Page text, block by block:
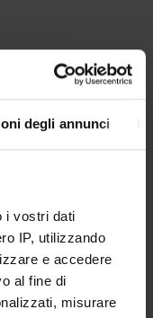
degli annunci
i vostri dati
IP, utilizzando
e accedere
al fine di
misurare